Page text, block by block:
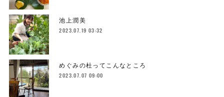
池上潤美
2023.07.19 03:32
めぐみの杜ってこんなところ
2023.07.07 09:00